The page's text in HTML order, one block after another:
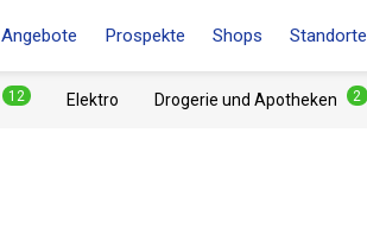
Angebote Prospekte Shops Standorte
12 Elektro Drogerie und Apotheken 2